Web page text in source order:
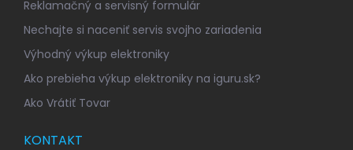
Reklamačný a servisný formulár
Nechajte si naceniť servis svojho zariadenia
Výhodný výkup elektroniky
Ako prebieha výkup elektroniky na iguru.sk?
Ako Vrátiť Tovar
KONTAKT